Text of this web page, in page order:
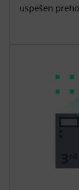
uspešen